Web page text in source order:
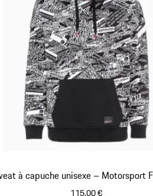
à capuche unisexe – Motorsport
115,00 €